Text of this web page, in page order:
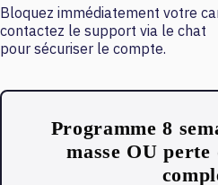
Bloquez immédiatement votre
contactez le support via le chat
pour sécuriser le compte.
Programme 8
masse OU perte